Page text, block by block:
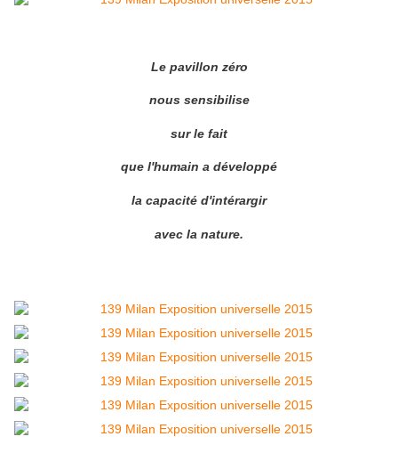
Le pavillon zéro
nous sensibilise
sur le fait
que l'humain a développé
la capacité d'intérargir
avec la nature.